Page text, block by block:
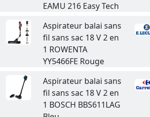
EAMU 216 Easy Tech
Aspirateur balai sans
fil sans sac 18 V 2 en
1 ROWENTA
YY5466FE Rouge
Aspirateur balai sans
fil sans sac 18 V 2 en
1 BOSCH BBS611LAG